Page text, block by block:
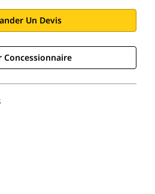
Un Devis
Concessionnaire